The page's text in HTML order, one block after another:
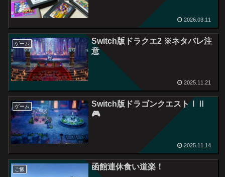
2026.03.11
ゲーム
Switch版ドラクエ2 ※ネタバレ注
意
2025.11.21
ゲーム
Switch版ドラゴンクエストⅠⅡ
🎮
2025.11.14
ご飯 函館連休食い道楽！